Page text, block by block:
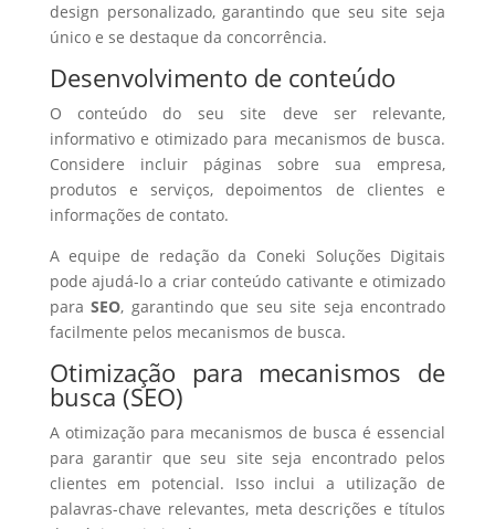
design personalizado, garantindo que seu site seja
único e se destaque da concorrência.
Desenvolvimento de conteúdo
O conteúdo do seu site deve ser relevante,
informativo e otimizado para mecanismos de busca.
Considere incluir páginas sobre sua empresa,
produtos e serviços, depoimentos de clientes e
informações de contato.
A equipe de redação da Coneki Soluções Digitais
pode ajudá-lo a criar conteúdo cativante e otimizado
paraSEO, garantindo que seu site seja encontrado
facilmente pelos mecanismos de busca.
Otimização para mecanismos de
busca (SEO)
A otimização para mecanismos de busca é essencial
para garantir que seu site seja encontrado pelos
clientes em potencial. Isso inclui a utilização de
palavras-chave relevantes, meta descrições e títulos